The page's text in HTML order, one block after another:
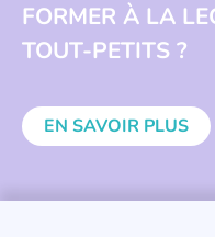
FORMER À LA
TOUT-PETITS ?
EN SAVOIR PLUS